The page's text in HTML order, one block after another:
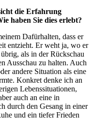
die Erfahrung
haben Sie dies erlebt?
Dafürhalten, dass er
entzieht. Er weht ja, wo er
als in der Rückschau
Ausschau zu halten. Auch
andere Situation als eine
Konkret denke ich an
Lebenssituationen,
auch an eine in
durch den Gesang in einer
und ein tiefer Frieden